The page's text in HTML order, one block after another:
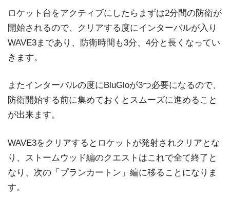
ロケット台をアクティブにしたらまずは2分間の防衛が
開始されるので、クリアする度にインターバルが入り
WAVE3まであり、防衛時間も3分、4分と長くなってい
きます。
またインターバルの度にBluGloが3つ必要になるので、
防衛開始する前に集めておくとスムーズに進めること
が出来ます。
WAVE3をクリアするとロケットが発射されクリアとな
り、ストームウッド編のクエストはこれで全て終了と
なり、次の「プランカートン」編に移ることになりま
す。